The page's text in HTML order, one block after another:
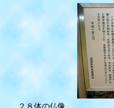
２８体の仏像